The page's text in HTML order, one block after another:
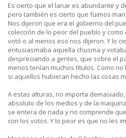
Es cierto que el lanar es abundante y
pero también es cierto que fuimos
Nos dijeron que era el gobierno del
colección de lo peor del pueblo y
votó o al menos eso nos dijeron. Y lo
entusiasmaba aquella chusma y
despreciando a gentes, que sobre el
menos tenían muchos títulos. Como
si aquellos hubieran hecho las cosas
A estas alturas, no importa
absoluto de los medios y de la
se entera de nada y no comprende
con los votos. Y lo peor es que no les